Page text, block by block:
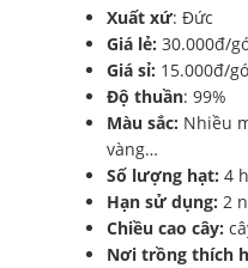
Xuất xứ: Đức
Giá lẻ: 30.000đ/
Giá sỉ: 15.000đ/
Độ thuần: 99%
Màu sắc: Nhiều
vàng…
Số lượng hạt: 4
Hạn sử dụng: 2
Chiều cao cây:
Nơi trồng thích